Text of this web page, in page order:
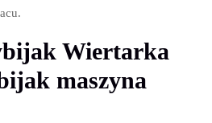
Wiertarka
maszyna